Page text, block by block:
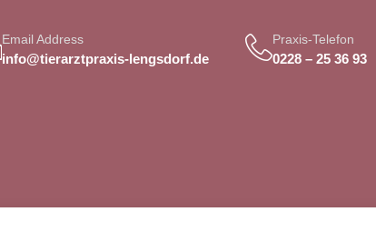
Email Address
info@tierarztpraxis-lengsdorf.de
Praxis-Telefon
0228 – 25 36 93